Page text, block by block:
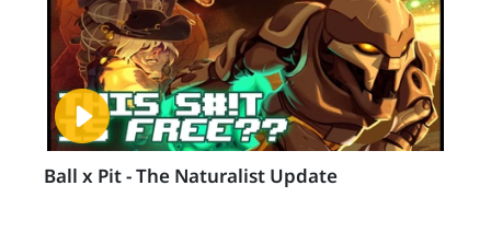
Ball x Pit - The Naturalist Update